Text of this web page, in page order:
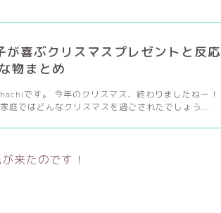
が喜ぶクリスマスプレゼントと反応
物まとめ
です。 今年のクリスマス、終わりましたねー！
庭ではどんなクリスマスを過ごされたでしょう...
来たのです！